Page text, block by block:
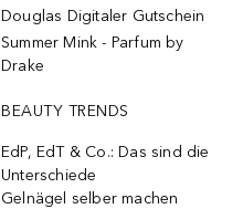
Douglas Digitaler Gutschein
Summer Mink - Parfum by
Drake
BEAUTY TRENDS
EdP, EdT & Co.: Das sind die
Unterschiede
Gelnägel selber machen